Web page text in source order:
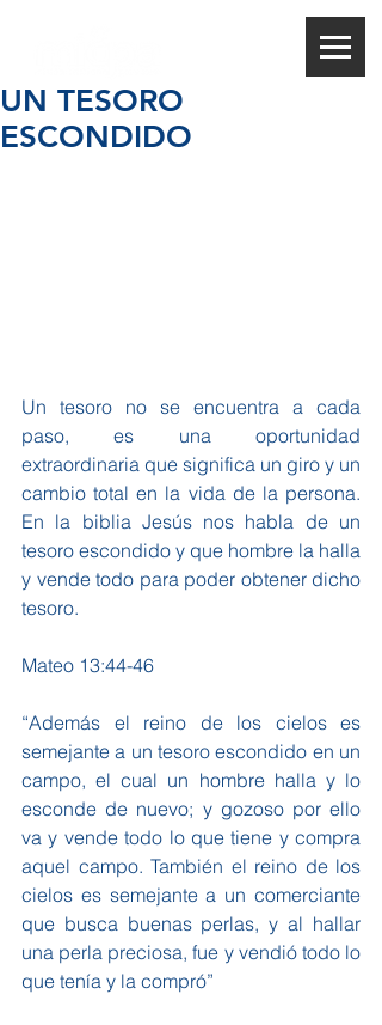
UN TESORO
ESCONDIDO
Un tesoro no se encuentra a cada
paso, es una oportunidad
extraordinaria que significa un giro y un
cambio total en la vida de la persona.
En la biblia Jesús nos habla de un
tesoro escondido y que hombre la halla
y vende todo para poder obtener dicho
tesoro.
Mateo 13:44-46
“Además el reino de los cielos es
semejante a un tesoro escondido en un
campo, el cual un hombre halla y lo
esconde de nuevo; y gozoso por ello
va y vende todo lo que tiene y compra
aquel campo. También el reino de los
cielos es semejante a un comerciante
que busca buenas perlas, y al hallar
una perla preciosa, fue y vendió todo lo
que tenía y la compró”